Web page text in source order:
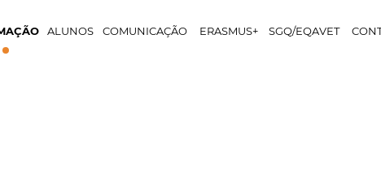
ALUNOS COMUNICAÇÃO ERASMUS+ SGQ/EQAVET